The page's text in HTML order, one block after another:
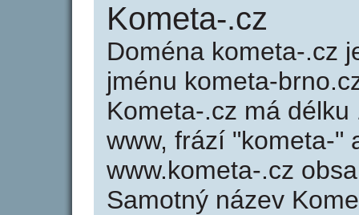
Kometa-.cz
Doména kometa-.cz
jménu kometa-
Kometa-.cz má
www, frází "kometa-"
www.kometa-.cz
Samotný název